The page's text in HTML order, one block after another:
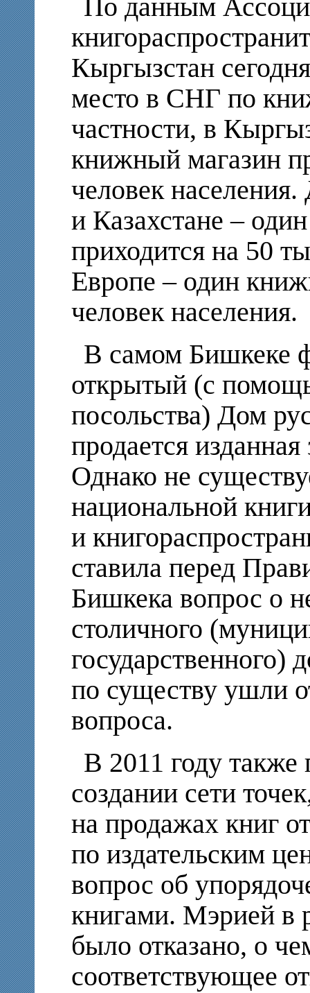
По данным
Кыргызстан
место в СНГ по
частности, в
книжный магазин
человек
и Казахстане –
приходится на 50
Европе – один
человек населения.
В самом Бишкеке
открытый (с
посольства) Дом
продается
Однако не
национальной
и
ставила перед
Бишкека вопрос о
столичного
государственного)
по существу ушли
вопроса.
В 2011 году также
создании сети
на продажах книг
по издательским
вопрос об
книгами. Мэрией в
было отказано, о
соответствующее